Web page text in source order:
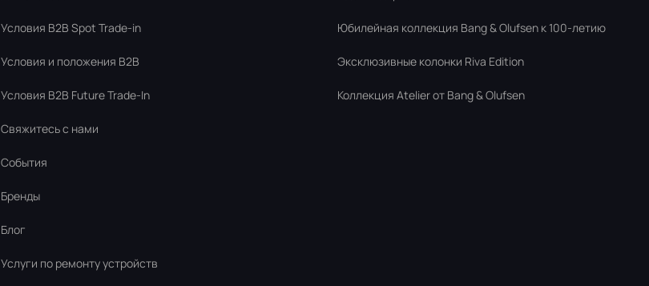
Условия В2В Spot Trade-in
Условия и положения B2B
Условия B2B Future Trade-In
Свяжитесь с нами
События
Бренды
Блог
Услуги по ремонту устройств
Юбилейная коллекция Bang & Olufsen к 100-летию
Эксклюзивные колонки Riva Edition
Коллекция Atelier от Bang & Olufsen